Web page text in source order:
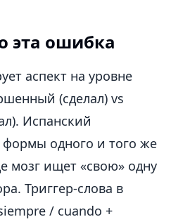
эта ошибка
аспект на уровне
(сделал) vs
Испанский
формы одного и того же
мозг ищет «свою» одну
Триггер-слова в
/ cuando +